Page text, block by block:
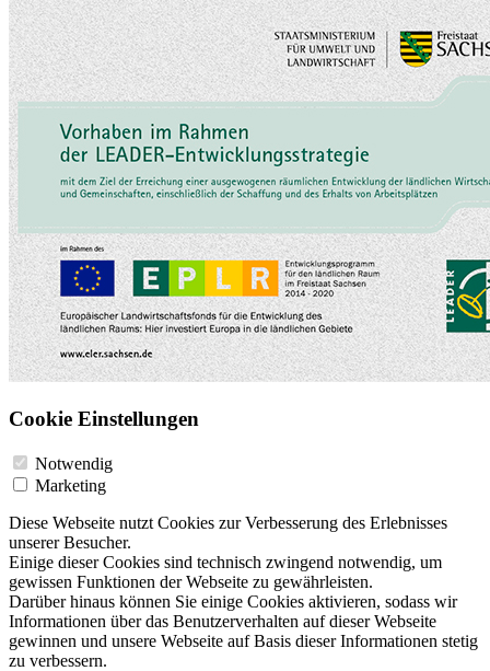
Cookie Einstellungen
Notwendig
Marketing
Diese Webseite nutzt Cookies zur Verbesserung des Erlebnisses
unserer Besucher.
Einige dieser Cookies sind technisch zwingend notwendig, um
gewissen Funktionen der Webseite zu gewährleisten.
Darüber hinaus können Sie einige Cookies aktivieren, sodass wir
Informationen über das Benutzerverhalten auf dieser Webseite
gewinnen und unsere Webseite auf Basis dieser Informationen stetig
zu verbessern.